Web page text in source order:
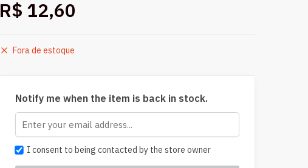
R$ 12,60
Fora de estoque
Notify me when the item is back in stock.
I consent to being contacted by the store owner